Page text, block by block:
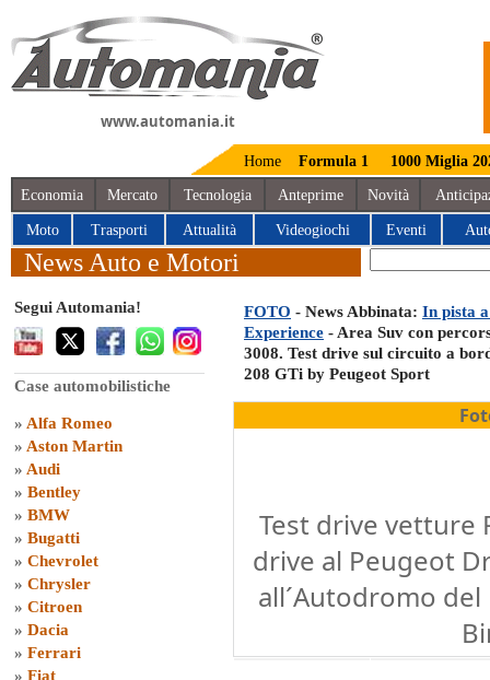
www.automania.it
Home Formula 1 1000 Miglia
Economia Mercato Tecnologia Anteprime Novità
Moto Trasporti Attualità Videogiochi Eventi
News Auto e Motori
Segui Automania!
Case automobilistiche
» Alfa Romeo
» Aston Martin
» Audi
» Bentley
» BMW
» Bugatti
» Chevrolet
» Chrysler
» Citroen
» Dacia
» Ferrari
» Fiat
FOTO - News Abbinata: In pista
Experience - Area Suv con
3008. Test drive sul circuito a
208 GTi by Peugeot Sport
Test drive vetture
drive al Peugeot
all´Autodromo